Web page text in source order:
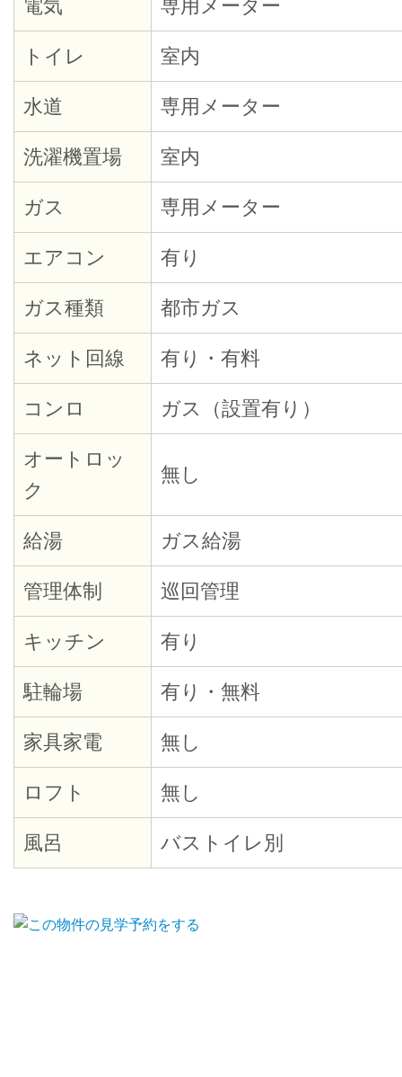
電気 専用メーター
トイレ 室内
水道 専用メーター
洗濯機置場 室内
ガス 専用メーター
エアコン 有り
ガス種類 都市ガス
ネット回線 有り・有料
コンロ ガス（設置有り）
オートロッ
ク
無し
給湯 ガス給湯
管理体制 巡回管理
キッチン 有り
駐輪場 有り・無料
家具家電 無し
ロフト 無し
風呂 バストイレ別